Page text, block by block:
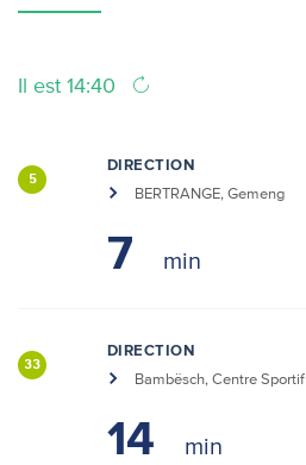
Il est 14:40
5
DIRECTION
BERTRANGE, Gemeng
7
33
DIRECTION
Bambësch, Centre Sportif
14